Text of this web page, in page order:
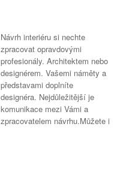
Návrh interiéru si nechte
zpracovat opravdovými
profesionály. Architektem nebo
designérem. Vašemi náměty a
představami doplníte
designéra. Nejdůležitější je
komunikace mezi Vámi a
zpracovatelem návrhu.Můžete i